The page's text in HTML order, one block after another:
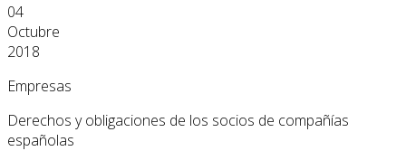
04
Octubre
2018
Empresas
Derechos y obligaciones de los socios de compañías
españolas